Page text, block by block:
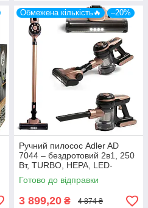
Обмежена кількість🔥 –20%
Ручний пилосос Adler AD
7044 – бездротовий 2в1, 250
Вт, TURBO, HEPA, LED-
підсвітка
Готово до відправки
3 899,20 ₴ 4 874 ₴